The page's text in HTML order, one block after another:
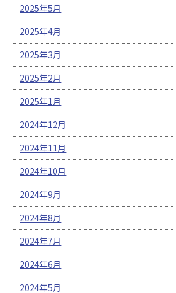
2025年5月
2025年4月
2025年3月
2025年2月
2025年1月
2024年12月
2024年11月
2024年10月
2024年9月
2024年8月
2024年7月
2024年6月
2024年5月